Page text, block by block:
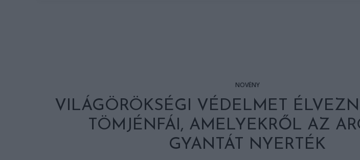
NÖVÉNY
VILÁGÖRÖKSÉGI VÉDELMET
TÖMJÉNFÁI, AMELYEKRŐL AZ
GYANTÁT NYERTÉK